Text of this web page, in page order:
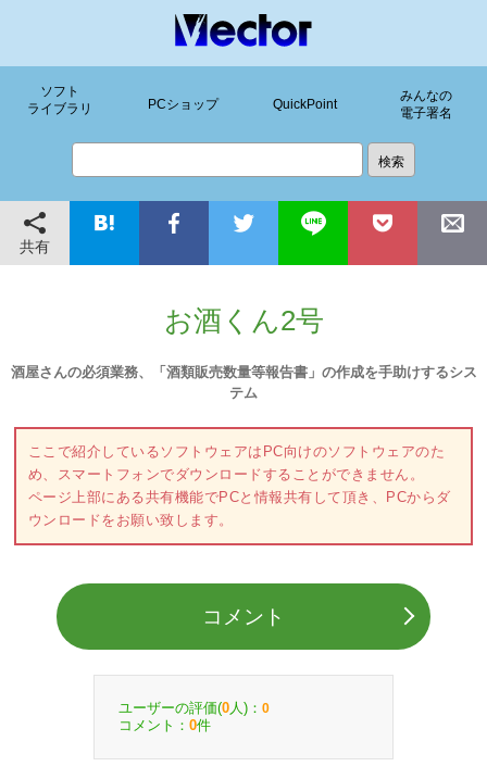
ソフト
ライブラリ
PCショップ QuickPoint
みんなの
電子署名
共有
お酒くん2号
酒屋さんの必須業務、「酒類販売数量等報告書」の作成を手助けするシス
テム
ここで紹介しているソフトウェアはPC向けのソフトウェアのた
め、スマートフォンでダウンロードすることができません。
ページ上部にある共有機能でPCと情報共有して頂き、PCからダ
ウンロードをお願い致します。
コメント
ユーザーの評価(0 人)： 0
コメント： 0件